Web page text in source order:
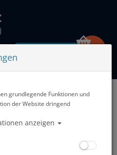
aus: Geräteflossen
grundlegende Funktionen und
der Website dringend
anzeigen